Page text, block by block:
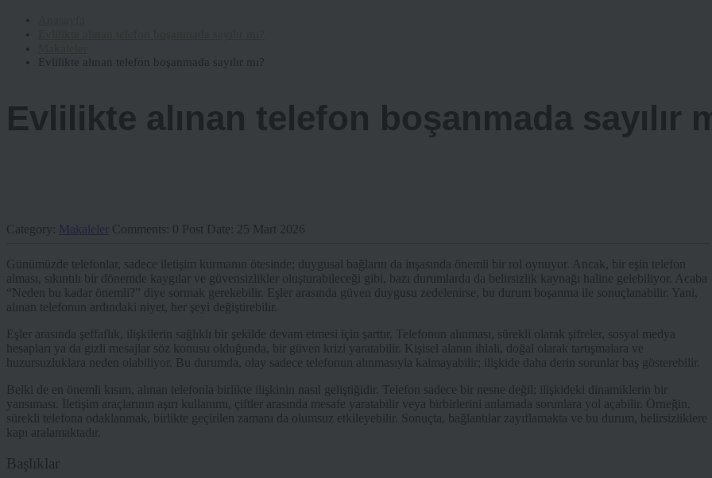
Evlilikte alınan telefon boşanmada sayılır mı?
Evlilikte alınan telefon boşanmada sayılır
Category: Makaleler Comments: 0 Post Date: 25 Mart 2026
Günümüzde telefonlar, sadece iletişim kurmanın ötesinde; duygusal bağların da inşasında önemli bir rol oynuyor. Ancak, bir eşin telefon
alması, sıkıntılı bir dönemde kaygılar ve güvensizlikler oluşturabileceği gibi, bazı durumlarda da belirsizlik kaynağı haline gelebiliyor. Acaba
“Neden bu kadar önemli?” diye sormak gerekebilir. Eşler arasında güven duygusu zedelenirse, bu durum boşanma ile sonuçlanabilir. Yani,
alınan telefonun ardındaki niyet, her şeyi değiştirebilir.
Eşler arasında şeffaflık, ilişkilerin sağlıklı bir şekilde devam etmesi için şarttır. Telefonun alınması, sürekli olarak şifreler, sosyal medya
hesapları ya da gizli mesajlar söz konusu olduğunda, bir güven krizi yaratabilir. Kişisel alanın ihlali, doğal olarak tartışmalara ve
huzursuzluklara neden olabiliyor. Bu durumda, olay sadece telefonun alınmasıyla kalmayabilir; ilişkide daha derin sorunlar baş gösterebilir.
Belki de en önemli kısım, alınan telefonla birlikte ilişkinin nasıl geliştiğidir. Telefon sadece bir nesne değil; ilişkideki dinamiklerin bir
yansıması. İletişim araçlarının aşırı kullanımı, çiftler arasında mesafe yaratabilir veya birbirlerini anlamada sorunlara yol açabilir. Örneğin,
sürekli telefona odaklanmak, birlikte geçirilen zamanı da olumsuz etkileyebilir. Sonuçta, bağlantılar zayıflamakta ve bu durum, belirsizliklere
kapı aralamaktadır.
Başlıklar